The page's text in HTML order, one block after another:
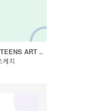
ART ..
케치